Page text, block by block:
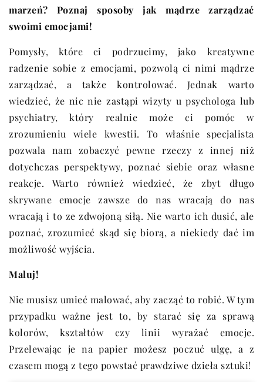
marzeń? Poznaj sposoby jak mądrze zarządzać
swoimi emocjami!
Pomysły, które ci podrzucimy, jako kreatywne
radzenie sobie z emocjami, pozwolą ci nimi mądrze
zarządzać, a także kontrolować. Jednak warto
wiedzieć, że nic nie zastąpi wizyty u psychologa lub
psychiatry, który realnie może ci pomóc w
zrozumieniu wiele kwestii. To właśnie specjalista
pozwala nam zobaczyć pewne rzeczy z innej niż
dotychczas perspektywy, poznać siebie oraz własne
reakcje. Warto również wiedzieć, że zbyt długo
skrywane emocje zawsze do nas wracają do nas
wracają i to ze zdwojoną siłą. Nie warto ich dusić, ale
poznać, zrozumieć skąd się biorą, a niekiedy dać im
możliwość wyjścia.
Maluj!
Nie musisz umieć malować, aby zacząć to robić. W tym
przypadku ważne jest to, by starać się za sprawą
kolorów, kształtów czy linii wyrażać emocje.
Przelewając je na papier możesz poczuć ulgę, a z
czasem mogą z tego powstać prawdziwe dzieła sztuki!